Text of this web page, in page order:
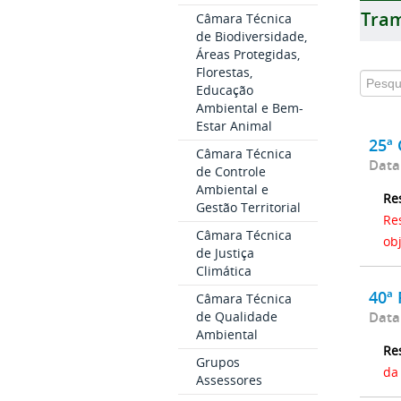
Câmara Técnica
de Biodiversidade,
Áreas Protegidas,
Florestas,
Educação
Ambiental e Bem-
Estar Animal
Câmara Técnica
de Controle
Ambiental e
Gestão Territorial
Câmara Técnica
de Justiça
Climática
Câmara Técnica
de Qualidade
Ambiental
Grupos
Assessores
25ª
40ª
da